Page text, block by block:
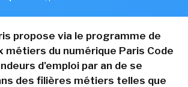
propose via le programme de
métiers du numérique Paris Code
d'emploi par an de se
des filières métiers telles que